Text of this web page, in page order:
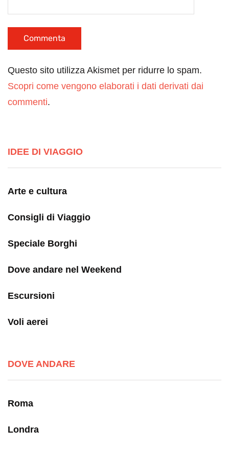
Questo sito utilizza Akismet per ridurre lo spam.
Scopri come vengono elaborati i dati derivati dai
commenti.
IDEE DI VIAGGIO
Arte e cultura
Consigli di Viaggio
Speciale Borghi
Dove andare nel Weekend
Escursioni
Voli aerei
DOVE ANDARE
Roma
Londra